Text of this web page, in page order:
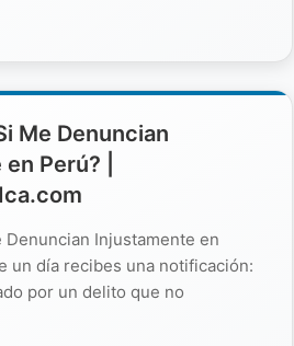
Me Denuncian
Perú? |
Denuncian Injustamente en
un día recibes una notificación:
por un delito que no